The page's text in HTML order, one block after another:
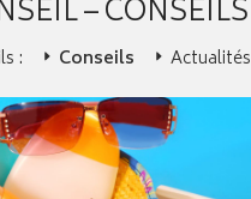
– CONSEILS
: Conseils Actualités